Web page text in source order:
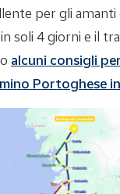
per gli amanti
soli 4 giorni e il
alcuni consigli
Portoghese